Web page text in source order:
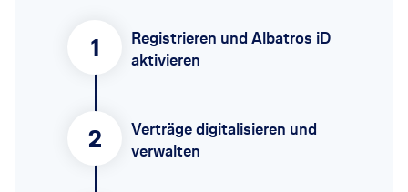
1
Registrieren und Albatros iD
aktivieren
2
Verträge digitalisieren und
verwalten